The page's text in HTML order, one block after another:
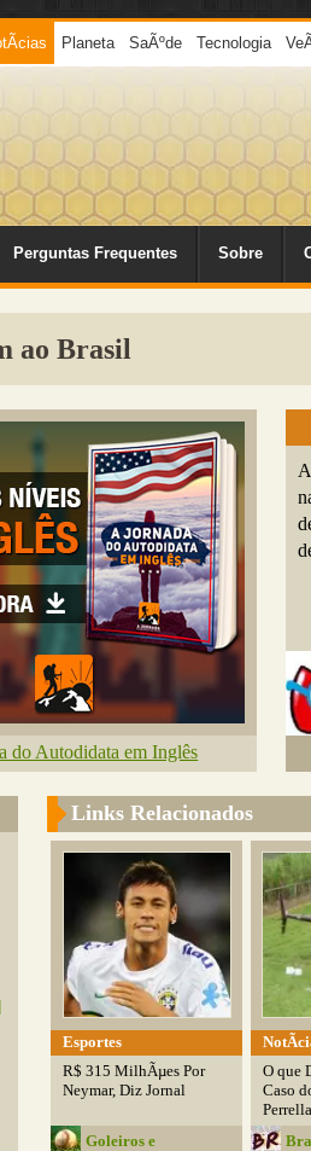
Planeta SaÃºde Tecnologia
Perguntas Frequentes Sobre
ao Brasil
do Autodidata em Inglês
Links Relacionados
Esportes
R$ 315 MilhÃµes Por
Neymar, Diz Jornal
Goleiros e
O que
Caso